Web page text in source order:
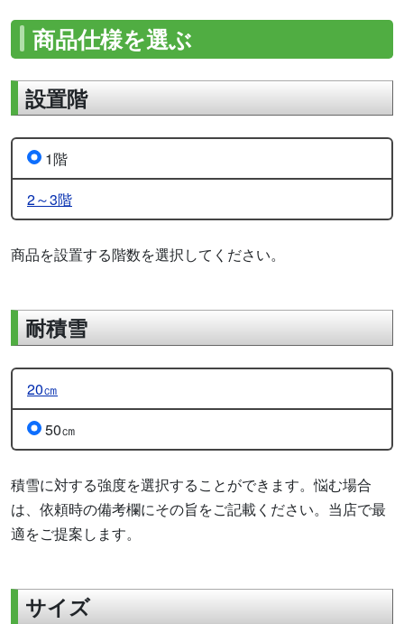
商品仕様を選ぶ
設置階
商品を設置する階数を選択してください。
1階
2～3階
耐積雪
積雪に対する強度を選択することができます。悩む場合
は、依頼時の備考欄にその旨をご記載ください。当店で最
適をご提案します。
20㎝
50㎝
サイズ